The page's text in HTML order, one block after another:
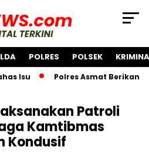
POLRES POLSEK
Polres Asmat Berikan Bantuan
Patroli
Kamtibmas
Kondusif